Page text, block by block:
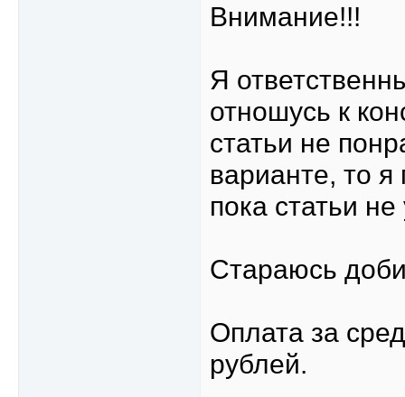
Внимание!!!
Я
отношусь к
статьи не
варианте, то я
пока статьи
Стараюсь
Оплата за
рублей.